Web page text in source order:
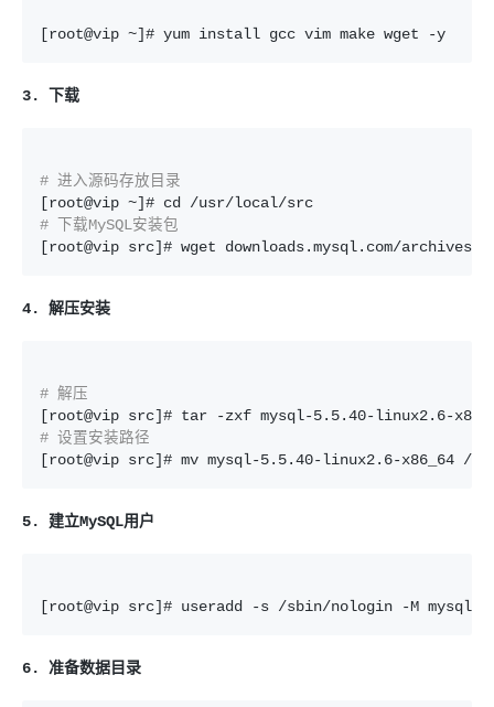
[root@vip ~]# yum install gcc vim make wget -y
3. 下载
# 进入源码存放目录
# 下载MySQL安装包
[root@vip src]# wget downloads.mysql.com/
4. 解压安装
# 解压
# 设置安装路径
[root@vip src]# mv mysql-5.5.40-linux2.6-x86_64 /
5. 建立MySQL用户
[root@vip src]# useradd -s /sbin/nologin -M mysql
6. 准备数据目录